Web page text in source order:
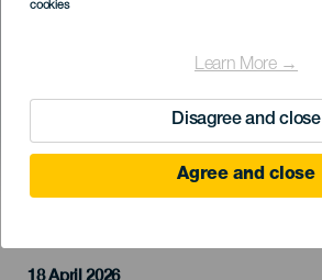
cookies
Learn More →
Disagree and close
Agree and close
18 April 2026